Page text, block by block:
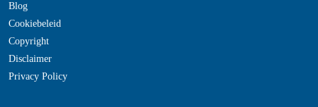
Blog
Cookiebeleid
Copyright
Disclaimer
Privacy Policy